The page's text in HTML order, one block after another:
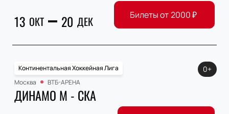
13 ОКТ 20 ДЕК Билеты от2000₽
Континентальная Хоккейная Лига
Москва
ВТБ-АРЕНА
ДИНАМО М - СКА
0+